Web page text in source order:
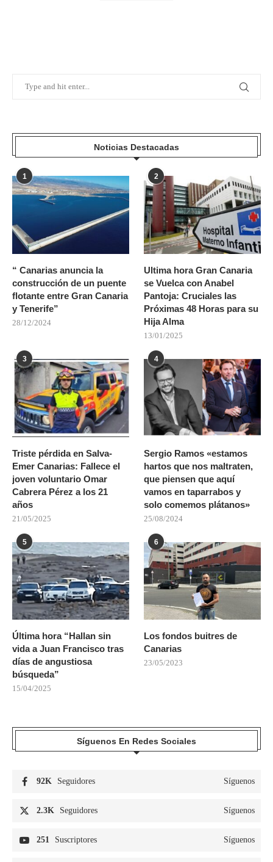
Noticias Destacadas
1
“ Canarias anuncia la
construcción de un puente
flotante entre Gran Canaria
y Tenerife”
28/12/2024
2
Ultima hora Gran Canaria
se Vuelca con Anabel
Pantoja: Cruciales las
Próximas 48 Horas para su
Hija Alma
13/01/2025
3
Triste pérdida en Salva-
Emer Canarias: Fallece el
joven voluntario Omar
Cabrera Pérez a los 21
años
21/05/2025
4
Sergio Ramos «estamos
hartos que nos maltraten,
que piensen que aquí
vamos en taparrabos y
solo comemos plátanos»
25/08/2024
5
Última hora “Hallan sin
vida a Juan Francisco tras
días de angustiosa
búsqueda”
15/04/2025
6
Los fondos buitres de
Canarias
23/05/2023
Síguenos En Redes Sociales
92K Seguidores Síguenos
2.3K Seguidores Síguenos
251 Suscriptores Síguenos